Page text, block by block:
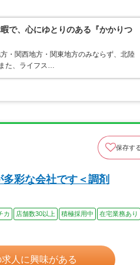
で、心にゆとりのある『かかりつ
・関西地方・関東地方のみならず、北陸
た、ライフス…
保存す
彩な会社です＜調剤
カ 店舗数30以上 積極採用中 在宅業務あり
求人に興味がある